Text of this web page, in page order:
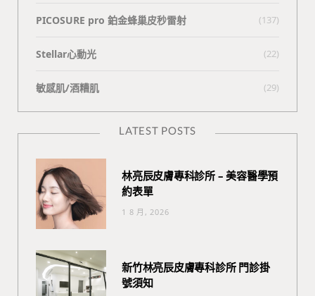
PICOSURE pro 鉑金蜂巢皮秒雷射 (137)
Stellar心動光 (22)
敏感肌/酒糟肌 (29)
LATEST POSTS
林亮辰皮膚專科診所 – 美容醫學預
約表單
1 8 月, 2026
新竹林亮辰皮膚專科診所 門診掛
號須知